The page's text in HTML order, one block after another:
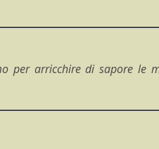
per arricchire di sapore le